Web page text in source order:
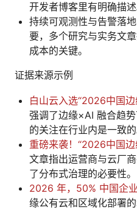
开发者博客里有明确描述
持续可观测性与告警落
要，多个研究与实务文
成本的关键。
证据来源示例
白山云入选“2026中国
强调了边缘×AI 融合趋
的关注在行业内是一致的
重磅来袭！“2026中国边
文章指出运营商与云厂
了分布式治理的必要性。
2026 年，50% 中国企
缘公有云和区域化部署